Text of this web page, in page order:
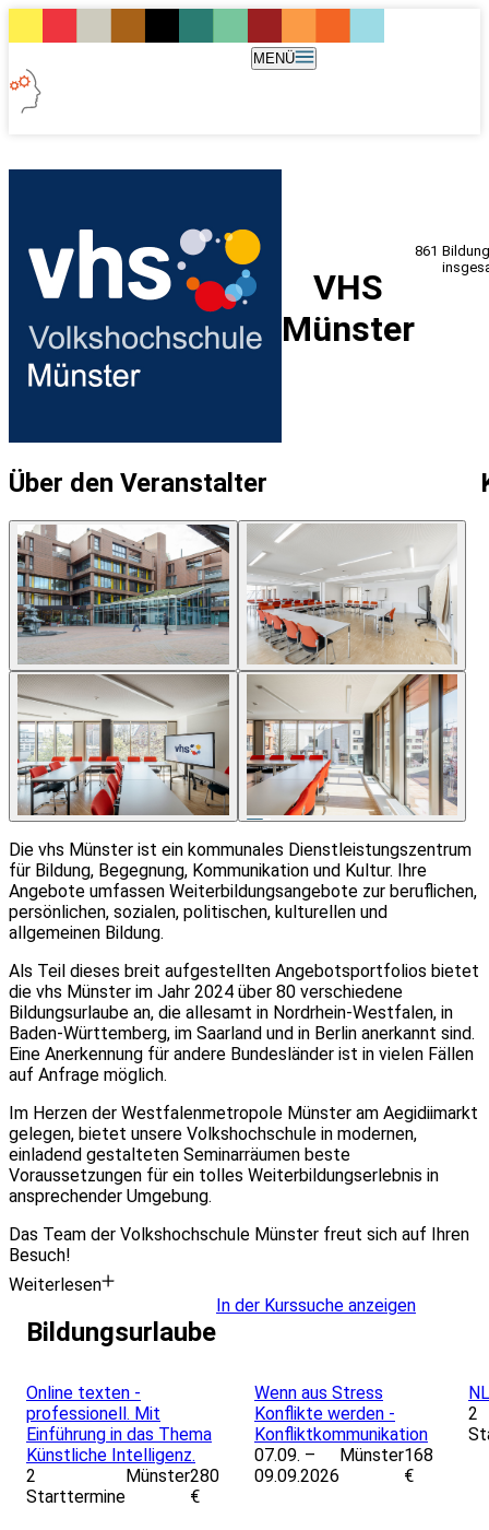
MENÜ
VHS
Münster
861
Über den Veranstalter
8
Die vhs Münster ist ein kommunales Dienstleistungszentrum
für Bildung, Begegnung, Kommunikation und Kultur. Ihre
Angebote umfassen Weiterbildungsangebote zur beruflichen,
persönlichen, sozialen, politischen, kulturellen und
allgemeinen Bildung.
Als Teil dieses breit aufgestellten Angebotsportfolios bietet
die vhs Münster im Jahr 2024 über 80 verschiedene
Bildungsurlaube an, die allesamt in Nordrhein-Westfalen, in
Baden-Württemberg, im Saarland und in Berlin anerkannt sind.
Eine Anerkennung für andere Bundesländer ist in vielen Fällen
auf Anfrage möglich.
Im Herzen der Westfalenmetropole Münster am Aegidiimarkt
gelegen, bietet unsere Volkshochschule in modernen,
einladend gestalteten Seminarräumen beste
Voraussetzungen für ein tolles Weiterbildungserlebnis in
ansprechender Umgebung.
Das Team der Volkshochschule Münster freut sich auf Ihren
Besuch!
Weiterlesen
Bildungsurlaube
In der Kurssuche anzeigen
Online texten -
professionell. Mit
Einführung in das Thema
Künstliche Intelligenz.
2
Starttermine
Münster280
€
Wenn aus Stress
Konflikte werden -
Konfliktkommunikation
07.09. –
09.09.2026
Münster168
€
2